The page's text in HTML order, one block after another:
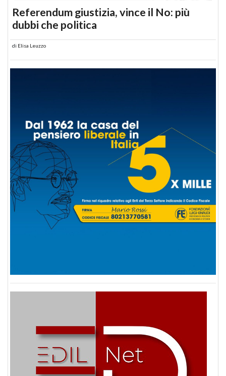
Referendum giustizia, vince il No: più
dubbi che politica
di Elisa Leuzzo